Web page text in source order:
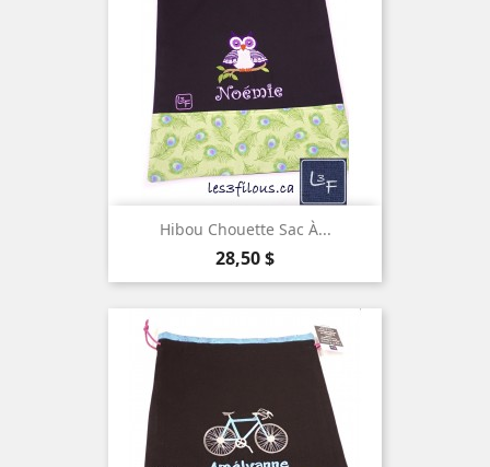
Hibou Chouette Sac À...
Prix
28,50 $